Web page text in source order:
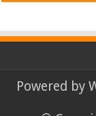
Powered by